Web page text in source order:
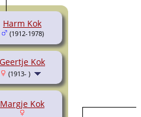
Harm Kok
(1912-1978)
Geertje Kok
(1913- )
Margje Kok